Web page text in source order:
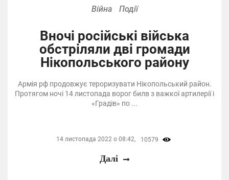
Війна Події
Вночі російські війська
обстріляли дві громади
Нікопольського району
Армія рф продовжує тероризувати Нікопольський район.
Протягом ночі 14 листопада ворог билв з важкої артилерії і
«Градів» по ...
14 листопада 2022 о 08:42, 10579
Далі